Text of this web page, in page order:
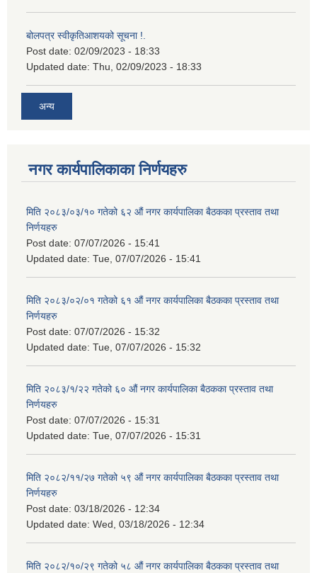
बोलपत्र स्वीकृतिआशयको सूचना !.
Post date: 02/09/2023 - 18:33
Updated date: Thu, 02/09/2023 - 18:33
अन्य
नगर कार्यपालिकाका निर्णयहरु
मिति २०८३/०३/१० गतेको ६२ औं नगर कार्यपालिका बैठकका प्रस्ताव तथा
निर्णयहरु
Post date: 07/07/2026 - 15:41
Updated date: Tue, 07/07/2026 - 15:41
मिति २०८३/०२/०१ गतेको ६१ औं नगर कार्यपालिका बैठकका प्रस्ताव तथा
निर्णयहरु
Post date: 07/07/2026 - 15:32
Updated date: Tue, 07/07/2026 - 15:32
मिति २०८३/१/२२ गतेको ६० औं नगर कार्यपालिका बैठकका प्रस्ताव तथा
निर्णयहरु
Post date: 07/07/2026 - 15:31
Updated date: Tue, 07/07/2026 - 15:31
मिति २०८२/११/२७ गतेको ५९ औं नगर कार्यपालिका बैठकका प्रस्ताव तथा
निर्णयहरु
Post date: 03/18/2026 - 12:34
Updated date: Wed, 03/18/2026 - 12:34
मिति २०८२/१०/२९ गतेको ५८ औं नगर कार्यपालिका बैठकका प्रस्ताव तथा